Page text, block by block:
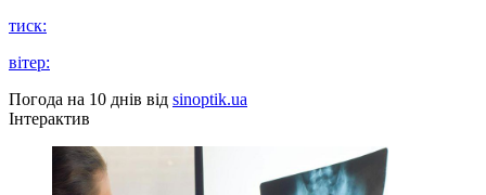
тиск:
вітер:
Погода на 10 днів від sinoptik.ua
Інтерактив